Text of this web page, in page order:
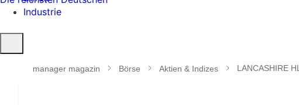
Industrie
öffnen
manager magazin Börse Aktien & Indizes LANCASHIRE